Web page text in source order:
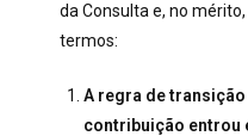
da Consulta e, no
termos:
A regra de
contribuição entrou